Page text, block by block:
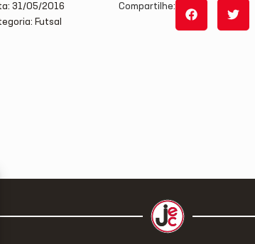
31/05/2016
Futsal
Compartilhe: